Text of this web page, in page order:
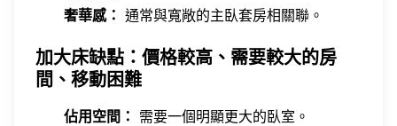
奢華感： 通常與寬敞的主臥套房相關聯。
加大床缺點：價格較高、需要較大的房
間、移動困難
佔用空間： 需要一個明顯更大的臥室。